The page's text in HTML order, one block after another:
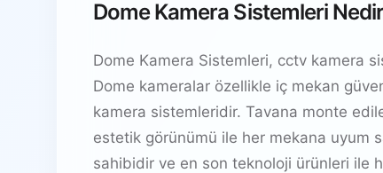
Dome Kamera Sistemleri
Dome Kamera Sistemleri, cctv kamera
Dome kameralar özellikle iç mekan
kamera sistemleridir. Tavana monte
estetik görünümü ile her mekana uyum
sahibidir ve en son teknoloji ürünleri ile